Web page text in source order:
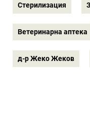
Стерилизация
Ветеринарна аптека
д-р Жеко Жеков